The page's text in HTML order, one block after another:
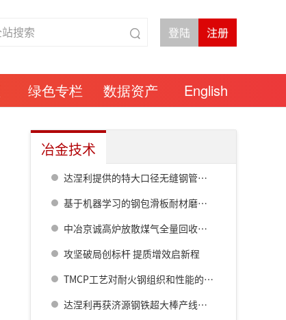
绿色专栏 数据资产 English
冶金技术
达涅利提供的特大口径无缝钢管热连轧线在衡钢热试成功
基于机器学习的钢包滑板耐材磨损预测模型研究
中冶京诚高炉放散煤气全量回收成套技术方案
攻坚破局创标杆 提质增效启新程
TMCP工艺对耐火钢组织和性能的影响
达涅利再获济源钢铁超大棒产线核心设备订单